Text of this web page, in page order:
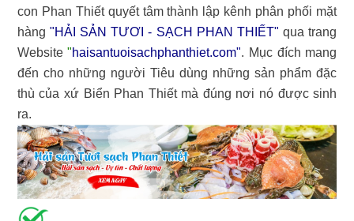
con Phan Thiết quyết tâm thành lập kênh phân phối mặt
hàng "HẢI SẢN TƯƠI - SẠCH PHAN THIẾT" qua trang
Website"haisantuoisachphanthiet.com". Mục đích mang
đến cho những người Tiêu dùng những sản phẩm đặc
thù của xứ Biển Phan Thiết mà đúng nơi nó được sinh
ra.